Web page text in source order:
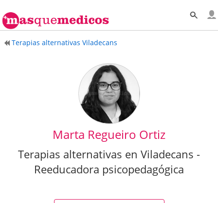
Terapias alternativas Viladecans
Marta Regueiro Ortiz
Terapias alternativas en Viladecans -
Reeducadora psicopedagógica